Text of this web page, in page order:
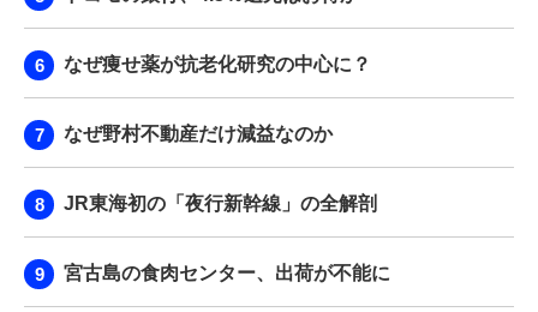
なぜ痩せ薬が抗老化研究の中心に？
なぜ野村不動産だけ減益なのか
JR東海初の「夜行新幹線」の全解剖
宮古島の食肉センター、出荷が不能に